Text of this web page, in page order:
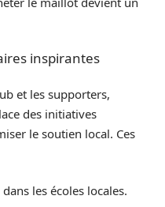
inspirantes
et les supporters,
des initiatives
le soutien local. Ces
les écoles locales.